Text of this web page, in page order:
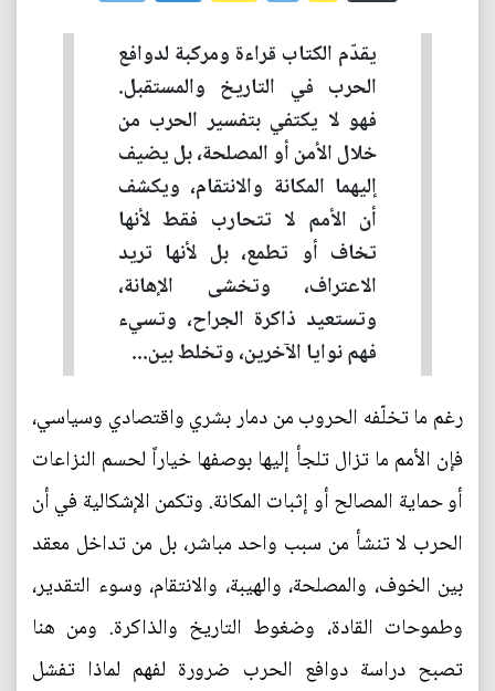
يقدّم الكتاب قراءة ومركبة لدوافع
الحرب في التاريخ والمستقبل.
فهو لا يكتفي بتفسير الحرب من
خلال الأمن أو المصلحة، بل يضيف
إليهما المكانة والانتقام، ويكشف
أن الأمم لا تتحارب فقط لأنها
تخاف أو تطمع، بل لأنها تريد
الاعتراف، وتخشى الإهانة،
وتستعيد ذاكرة الجراح، وتسيء
فهم نوايا الآخرين، وتخلط بين...
رغم ما تخلّفه الحروب من دمار بشري واقتصادي وسياسي،
فإن الأمم ما تزال تلجأ إليها بوصفها خياراً لحسم النزاعات
أو حماية المصالح أو إثبات المكانة. وتكمن الإشكالية في أن
الحرب لا تنشأ من سبب واحد مباشر، بل من تداخل معقد
بين الخوف، والمصلحة، والهيبة، والانتقام، وسوء التقدير،
وطموحات القادة، وضغوط التاريخ والذاكرة. ومن هنا
تصبح دراسة دوافع الحرب ضرورة لفهم لماذا تفشل